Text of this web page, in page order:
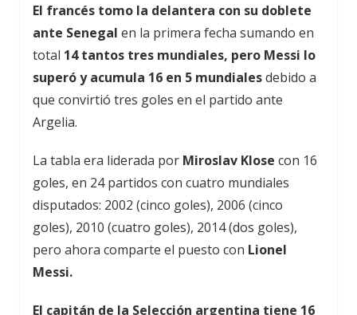
El francés tomo la delantera con su doblete
ante Senegal en la primera fecha sumando en
total 14 tantos tres mundiales, pero Messi lo
superó y acumula 16 en 5 mundialesdebido a
que convirtió tres goles en el partido ante
Argelia.
La tabla era liderada por Miroslav Klose con 16
goles, en 24 partidos con cuatro mundiales
disputados: 2002 (cinco goles), 2006 (cinco
goles), 2010 (cuatro goles), 2014 (dos goles),
pero ahora comparte el puesto con Lionel
Messi.
El capitán de la Selección argentina tiene 16